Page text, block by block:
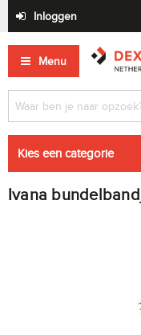
Inloggen
Menu
Kies een categorie
Ivana